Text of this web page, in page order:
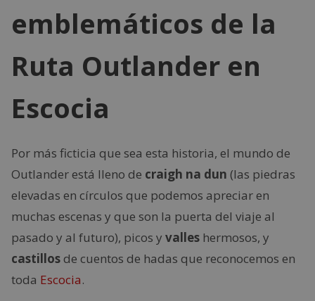
emblemáticos de la
Ruta Outlander en
Escocia
Por más ficticia que sea esta historia, el mundo de
Outlander está lleno de craigh na dun (las piedras
elevadas en círculos que podemos apreciar en
muchas escenas y que son la puerta del viaje al
pasado y al futuro), picos y valles hermosos, y
castillosde cuentos de hadas que reconocemos en
toda Escocia.